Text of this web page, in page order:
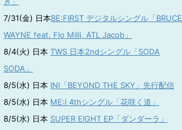
7/31(金) 日本BE:FIRST デジタルシングル「BRUCE
WAYNE feat. Flo Milli, ATL Jacob」
8/4(火) 日本 TWS 日本2ndシングル「SODA
SODA」
8/5(水) 日本 INI「BEYOND THE SKY」先行配信
8/5(水) 日本 ME:I 4thシングル「花咲く道」
8/5(水) 日本 SUPER EIGHT EP「ダンダーラ」